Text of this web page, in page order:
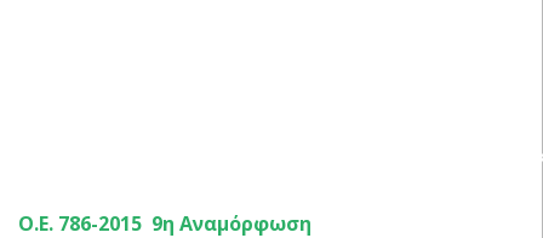
ΑΠΟΦΑΣΕΙΣ ΟΙΚΟΝΟΜΙΚΗΣ ΕΠΙΤΡΟΠΗΣ 2015 – 46η
Ο.Ε. 786-2015 9η Αναμόρφωση